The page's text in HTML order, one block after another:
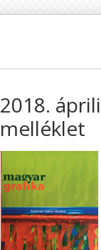
2018.
melléklet